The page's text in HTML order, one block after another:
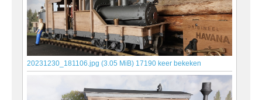
20231230_181106.jpg (3.05 MiB) 17190 keer bekeken